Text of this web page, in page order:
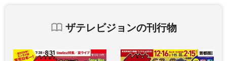
ザテレビジョンの刊行物